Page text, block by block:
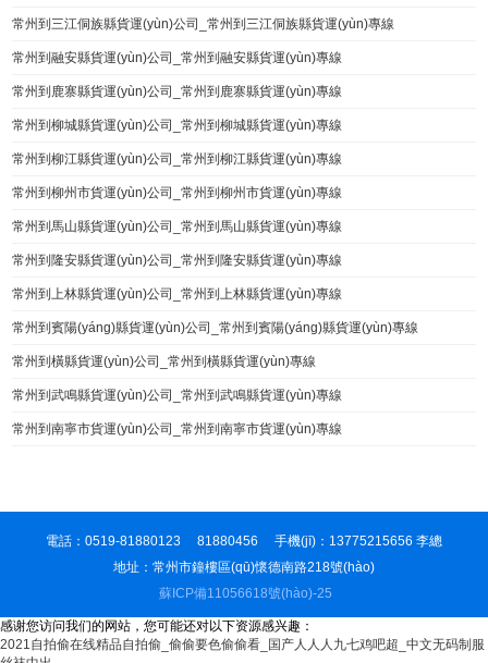
常州到三江侗族縣貨運(yùn)公司_常州到三江侗族縣貨運(yùn)專線
常州到融安縣貨運(yùn)公司_常州到融安縣貨運(yùn)專線
常州到鹿寨縣貨運(yùn)公司_常州到鹿寨縣貨運(yùn)專線
常州到柳城縣貨運(yùn)公司_常州到柳城縣貨運(yùn)專線
常州到柳江縣貨運(yùn)公司_常州到柳江縣貨運(yùn)專線
常州到柳州市貨運(yùn)公司_常州到柳州市貨運(yùn)專線
常州到馬山縣貨運(yùn)公司_常州到馬山縣貨運(yùn)專線
常州到隆安縣貨運(yùn)公司_常州到隆安縣貨運(yùn)專線
常州到上林縣貨運(yùn)公司_常州到上林縣貨運(yùn)專線
常州到賓陽(yáng)縣貨運(yùn)公司_常州到賓陽(yáng)縣貨運(yùn)專線
常州到橫縣貨運(yùn)公司_常州到橫縣貨運(yùn)專線
常州到武鳴縣貨運(yùn)公司_常州到武鳴縣貨運(yùn)專線
常州到南寧市貨運(yùn)公司_常州到南寧市貨運(yùn)專線
電話：0519-81880123 81880456 手機(jī)：13775215656 李總
地址：常州市鐘樓區(qū)懷德南路218號(hào)
蘇ICP備11056618號(hào)-25
感谢您访问我们的网站，您可能还对以下资源感兴趣：
2021自拍偷在线精品自拍偷_偷偷要色偷偷看_国产人人人九七鸡吧超_中文无码制服